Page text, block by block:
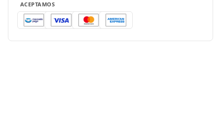
ACEPTAMOS